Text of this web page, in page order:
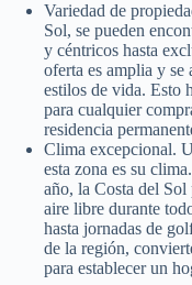
Variedad de
Sol, se pueden
y céntricos hasta
oferta es amplia y se
estilos de vida. Esto
para cualquier
residencia
Clima excepcional.
esta zona es su
año, la Costa del
aire libre durante
hasta jornadas de
de la región,
para establecer un